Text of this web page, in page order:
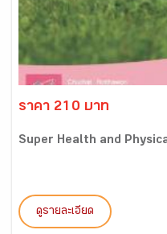
ราคา 210 บาท
Super Health and
ดูรายละเอียด